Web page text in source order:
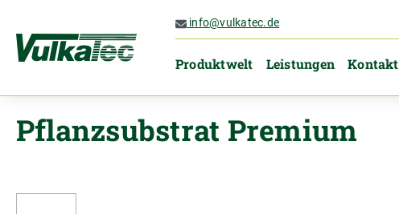
Zur Hauptnavigation springeninfo@vulkatec.de
Produktwelt Leistungen Kontakt
Pflanzsubstrat Premium